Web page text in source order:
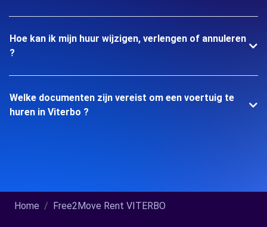
Hoe kan ik mijn huur wijzigen, verlengen of annuleren
?
Welke documenten zijn vereist om een voertuig te
huren in Viterbo ?
Home Free2Move Rent VITERBO